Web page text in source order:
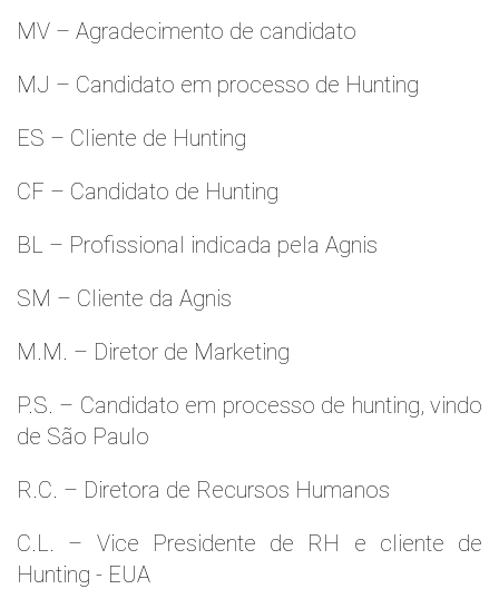
MV – Agradecimento de candidato
MJ – Candidato em processo de Hunting
ES – Cliente de Hunting
CF – Candidato de Hunting
BL – Profissional indicada pela Agnis
SM – Cliente da Agnis
M.M. – Diretor de Marketing
P.S. – Candidato em processo de hunting, vindo
de São Paulo
R.C. – Diretora de Recursos Humanos
C.L. – Vice Presidente de RH e cliente de
Hunting - EUA